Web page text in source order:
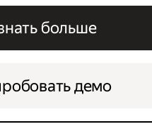
больше
демо